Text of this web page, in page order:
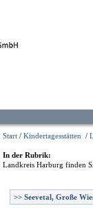
Start / Kindertagesstätten /
In der Rubrik:
Landkreis Harburg finden
>> Seevetal, Große